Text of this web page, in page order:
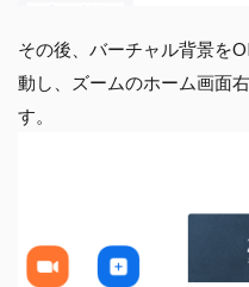
その後、バーチャル背景を
動し、ズームのホーム画面
す。